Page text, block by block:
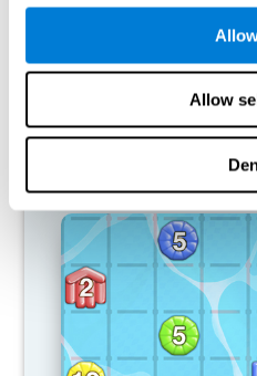
Allow
neigt es dazu, ungenutzte
also eine kognitive Fähigkeit
neuronalen Aktivierung bereit
schwächer. Dadurch wird diese
wodurch wir bei unseren
sind.